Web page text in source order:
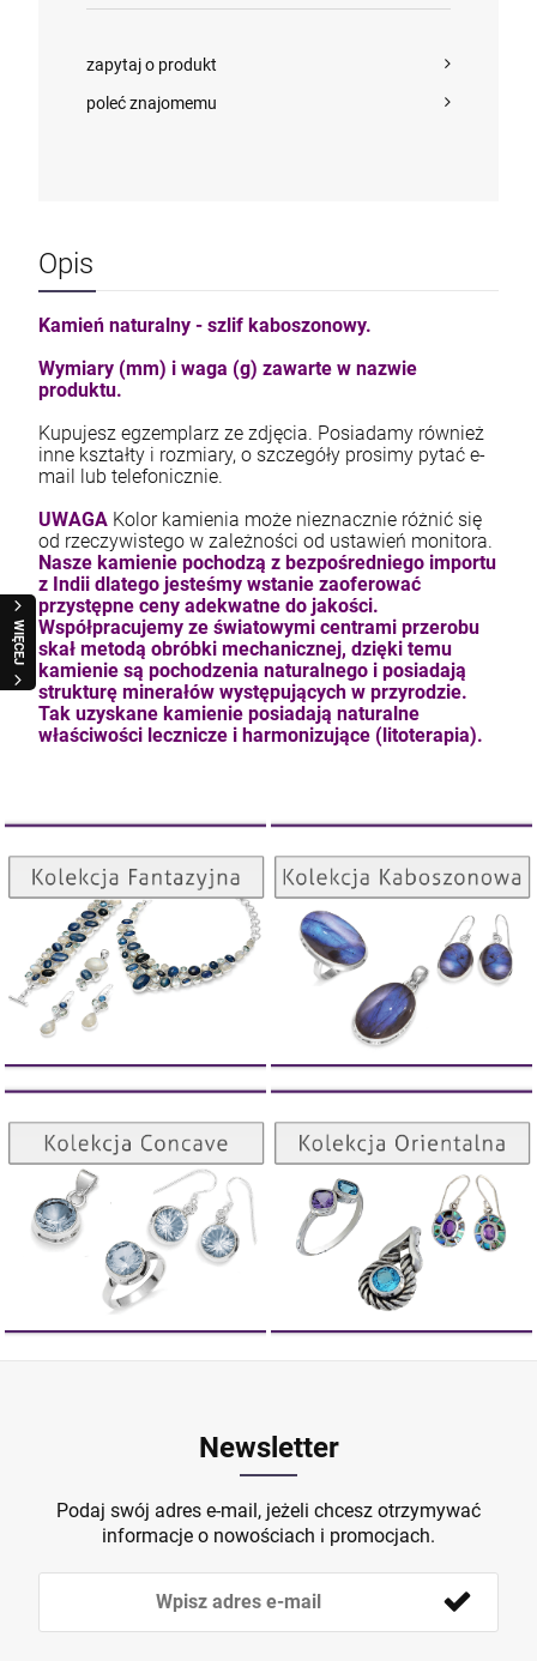
WIĘCEJ
zapytaj o produkt
poleć znajomemu
Opis
Kamień naturalny - szlif kaboszonowy.
Wymiary (mm) i waga (g) zawarte w nazwie
produktu.
Kupujesz egzemplarz ze zdjęcia. Posiadamy również
inne kształty i rozmiary, o szczegóły prosimy pytać e-
mail lub telefonicznie.
UWAGA Kolor kamienia może nieznacznie różnić się
od rzeczywistego w zależności od ustawień monitora.
Nasze kamienie pochodzą z bezpośredniego importu
z Indii dlatego jesteśmy wstanie zaoferować
przystępne ceny adekwatne do jakości.
Współpracujemy ze światowymi centrami przerobu
skał metodą obróbki mechanicznej, dzięki temu
kamienie są pochodzenia naturalnego i posiadają
strukturę minerałów występujących w przyrodzie.
Tak uzyskane kamienie posiadają naturalne
właściwości lecznicze i harmonizujące (litoterapia).
Kolekcja Fantazyjna
ZOBACZ
Kolekcja Kaboszonowa
ZOBACZ
Kolekcja Concave
ZOBACZ
Kolekcja Orientalna
ZOBACZ
Newsletter
Podaj swój adres e-mail, jeżeli chcesz otrzymywać
informacje o nowościach i promocjach.